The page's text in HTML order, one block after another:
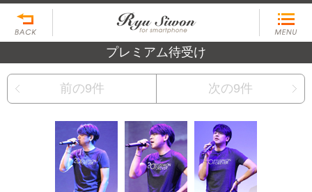
プレミアム待受け
前の9件 次の9件